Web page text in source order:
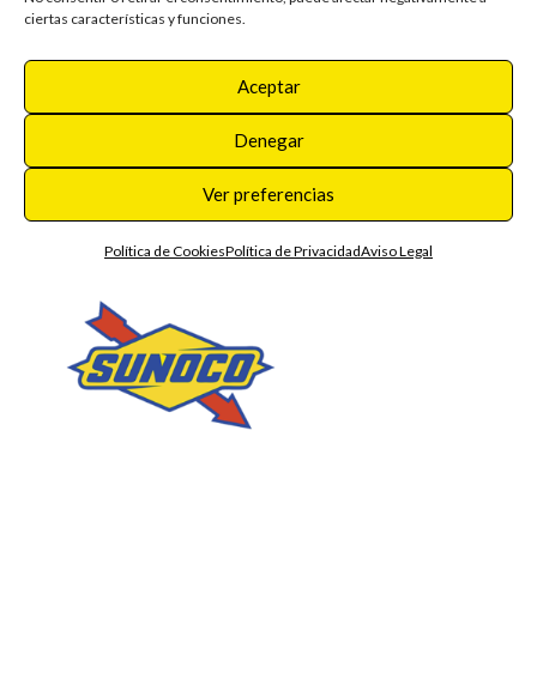
ciertas características y funciones.
Aceptar
Denegar
Ver preferencias
Política de CookiesPolítica de PrivacidadAviso Legal
PREVIOUS POST NEXT POST